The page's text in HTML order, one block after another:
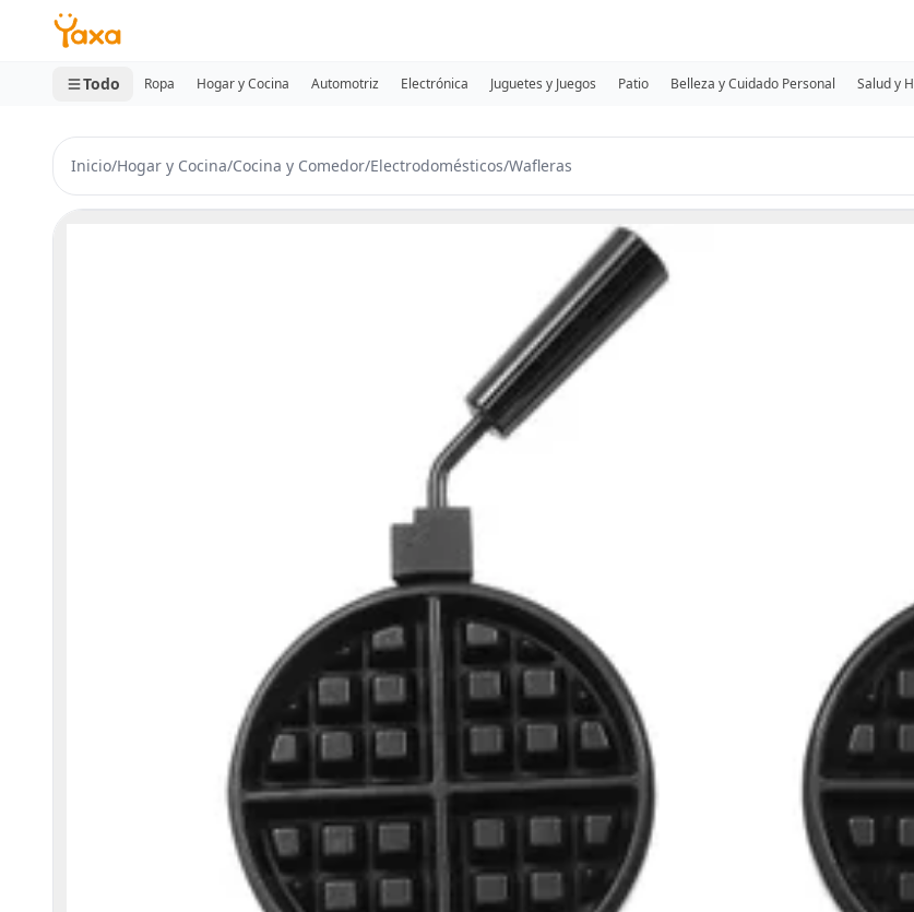
MINI CARRITO
0 productos
Todo Ropa Hogar y Cocina Automotriz Electrónica Juguetes y Juegos Patio Belleza y Cuidado Personal Salud y
Inicio/Hogar y Cocina/Cocina y Comedor/Electrodomésticos/Wafleras